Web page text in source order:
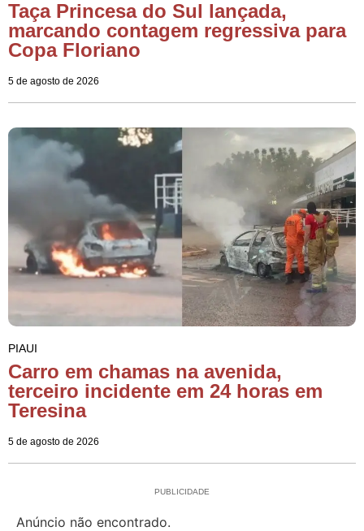
Taça Princesa do Sul lançada,
marcando contagem regressiva para
Copa Floriano
5 de agosto de 2026
PIAUI
Carro em chamas na avenida,
terceiro incidente em 24 horas em
Teresina
5 de agosto de 2026
PUBLICIDADE
Anúncio não encontrado.